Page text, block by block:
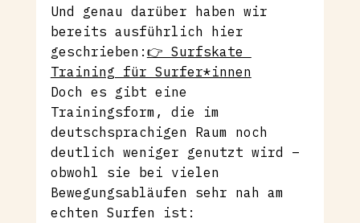
Und genau darüber haben wir
bereits ausführlich hier
geschrieben: 👉 Surfskate
Training für Surfer*innen
Doch es gibt eine
Trainingsform, die im
deutschsprachigen Raum noch
deutlich weniger genutzt wird –
obwohl sie bei vielen
Bewegungsabläufen sehr nah am
echten Surfen ist: